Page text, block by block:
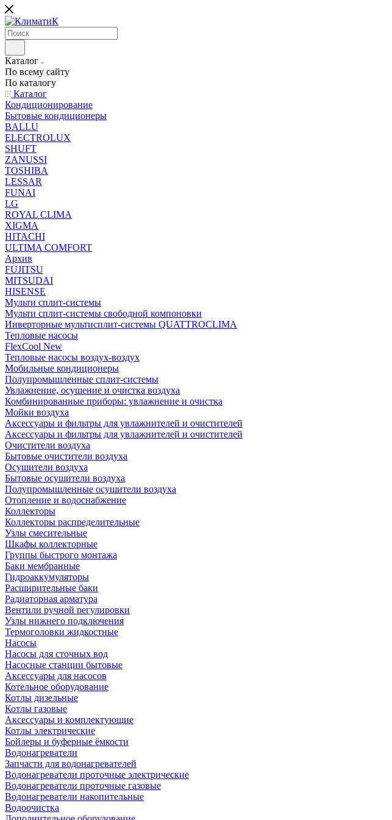
Каталог
По всему сайту
По каталогу
Каталог
Кондиционирование
Бытовые кондиционеры
BALLU
ELECTROLUX
SHUFT
ZANUSSI
TOSHIBA
LESSAR
FUNAI
LG
ROYAL CLIMA
XIGMA
HITACHI
ULTIMA COMFORT
Архив
FUJITSU
MITSUDAI
HISENSE
Мульти сплит-системы
Мульти сплит-системы свободной компоновки
Инверторные мультисплит-системы QUATTROCLIMA
Тепловые насосы
FlexCool New
Тепловые насосы воздух-воздух
Мобильные кондиционеры
Полупромышленные сплит-системы
Увлажнение, осушение и очистка воздуха
Комбинированные приборы: увлажнение и очистка
Мойки воздуха
Аксессуары и фильтры для увлажнителей и очистителей
Аксессуары и фильтры для увлажнителей и очистителей
Очистители воздуха
Бытовые очистители воздуха
Осушители воздуха
Бытовые осушители воздуха
Полупромышленные осушители воздуха
Отопление и водоснабжение
Коллекторы
Коллекторы распределительные
Узлы смесительные
Шкафы коллекторные
Группы быстрого монтажа
Баки мембранные
Гидроаккумуляторы
Расширительные баки
Радиаторная арматура
Вентили ручной регулировки
Узлы нижнего подключения
Термоголовки жидкостные
Насосы
Насосы для сточных вод
Насосные станции бытовые
Аксессуары для насосов
Котельное оборудование
Котлы дизельные
Котлы газовые
Аксессуары и комплектующие
Котлы электрические
Бойлеры и буферные ёмкости
Водонагреватели
Запчасти для водонагревателей
Водонагреватели проточные электрические
Водонагреватели проточные газовые
Водонагреватели накопительные
Водоочистка